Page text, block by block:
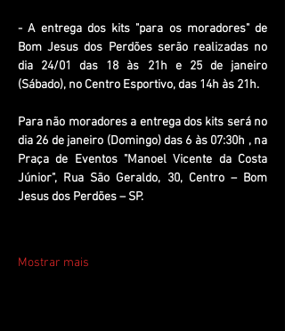
- A entrega dos kits "para os moradores" de
Bom Jesus dos Perdões serão realizadas no
dia 24/01 das 18 às 21h e
25 de janeiro
(Sábado), no Centro Esportivo, das 14h às 21h.
Para não moradores a entrega dos kits será no
dia 26 de janeiro (Domingo) das 6 às 07:30h , na
Praça de Eventos "Manoel Vicente da Costa
Júnior", Rua São Geraldo, 30, Centro – Bom
Jesus dos Perdões – SP.
Mostrar mais